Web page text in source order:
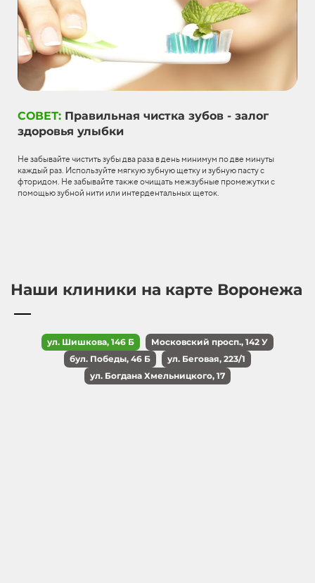
СОВЕТ: Правильная чистка зубов - залог
здоровья улыбки
Не забывайте чистить зубы два раза в день минимум по две минуты
каждый раз. Используйте мягкую зубную щетку и зубную пасту с
фторидом. Не забывайте также очищать межзубные промежутки с
помощью зубной нити или интердентальных щеток.
Наши клиники на карте Воронежа
ул. Шишкова, 146 Б
Московский просп., 142 У
бул. Победы, 46 Б
ул. Беговая, 223/1
ул. Богдана Хмельницкого, 17